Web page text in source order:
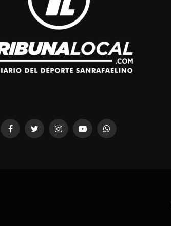
FacebookTwitterInstagramYouTubeWhatsApp